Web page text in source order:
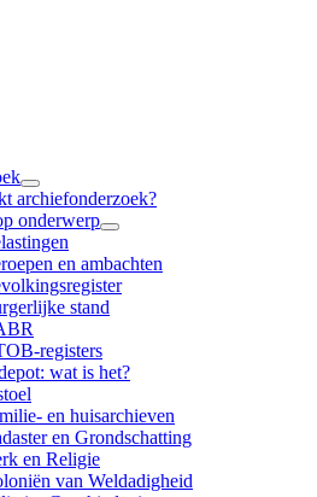
archiefonderzoek?
onderwerp
en ambachten
stand
registers
wat is het?
en huisarchieven
en Grondschatting
en Religie
van Weldadigheid